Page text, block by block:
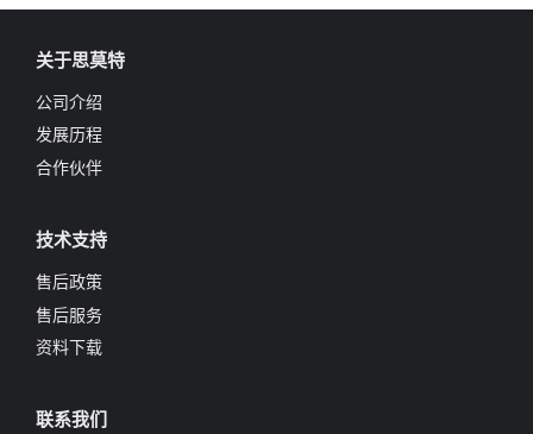
关于思莫特
公司介绍
发展历程
合作伙伴
技术支持
售后政策
售后服务
资料下载
联系我们